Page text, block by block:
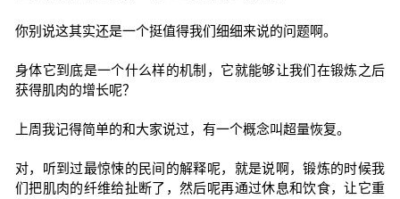
你别说这其实还是一个挺值得我们细细来说的问题啊。
身体它到底是一个什么样的机制，它就能够让我们在锻炼之后
获得肌肉的增长呢？
上周我记得简单的和大家说过，有一个概念叫超量恢复。
对，听到过最惊悚的民间的解释呢，就是说啊，锻炼的时候我
们把肌肉的纤维给扯断了，然后呢再通过休息和饮食，让它重